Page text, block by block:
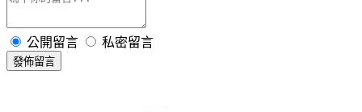
公開留言 私密留言
發佈留言